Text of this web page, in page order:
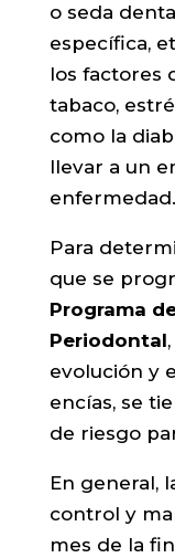
o seda
específica,
los factores
tabaco,
como la
llevar a un
enfermedad.
Para
que se
Programa
Periodontal
evolución y
encías, se
de riesgo
En general,
control y
mes de la